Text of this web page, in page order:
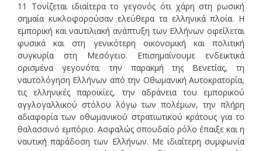
11 Τονίζεται ιδιαίτερα το γεγονός ότι χάρη στη ρωσική
σημαία κυκλοφορούσαν ελεύθερα τα ελληνικά πλοία. Η
εμπορική και ναυτιλιακή ανάπτυξη των Ελλήνων οφείλεται
φυσικά και στη γενικότερη οικονομική και πολιτική
συγκυρία στη Μεσόγειο. Επισημαίνουμε ενδεικτικά
ορισμένα γεγονότα: την παρακμή της Βενετίας, τη
ναυτολόγηση Ελλήνων από την Οθωμανική Αυτοκρατορία,
τις ελληνικές παροικίες, την αδράνεια του εμπορικού
αγγλογαλλικού στόλου λόγω των πολέμων, την πλήρη
αδιαφορία των οθωμανικού στρατιωτικού κράτους για το
θαλασσινό εμπόριο. Ασφαλώς σπουδαίο ρόλο έπαιξε και η
ναυτική παράδοση των Ελλήνων. Με ιδιαίτερη συμφωνία